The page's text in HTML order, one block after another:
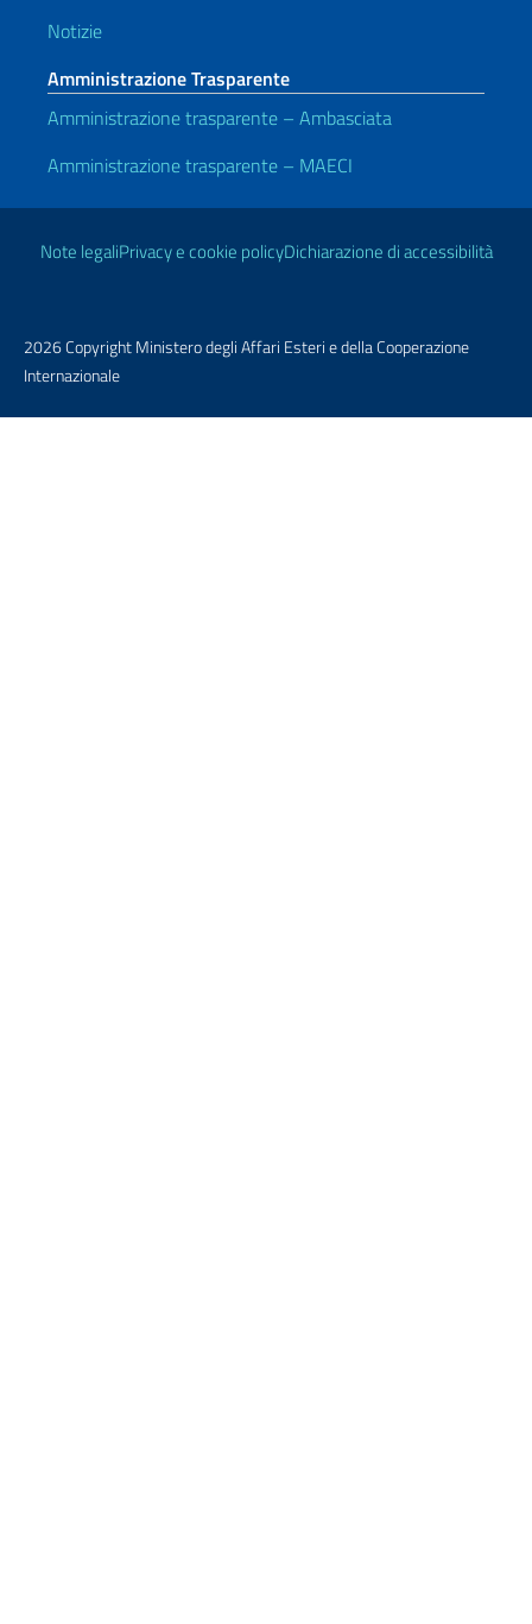
Notizie
Amministrazione Trasparente
Amministrazione trasparente – Ambasciata
Amministrazione trasparente – MAECI
Link Utili
Note legaliPrivacy e cookie policyDichiarazione di accessibilità
2026 Copyright Ministero degli Affari Esteri e della Cooperazione
Internazionale